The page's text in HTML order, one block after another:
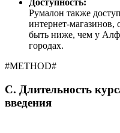
Доступность:
Румалон также
интернет-магазинов,
быть ниже, чем у
городах.
#METHOD#
C. Длительность
введения